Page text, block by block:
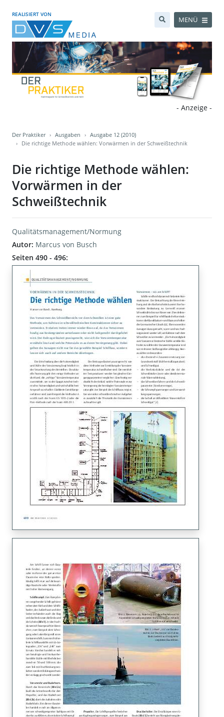
REALISIERT VON
MENÜ
- Anzeige -
Der Praktiker Ausgaben
Ausgabe 12 (2010)
Die richtige Methode wählen: Vorwärmen in der Schweißtechnik
Die richtige Methode wählen:
Vorwärmen in der
Schweißtechnik
Qualitätsmanagement/Normung
Autor: Marcus von Busch
Seiten 490 - 496: